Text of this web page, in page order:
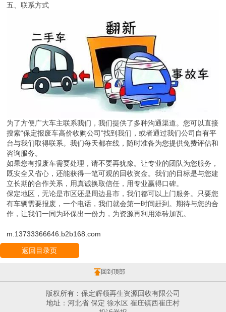
五、联系方式
为了方便广大车主联系我们，我们提供了多种沟通渠道。您可以直接
搜索“保定报废车高价收购公司”找到我们，或者通过我们公司自有平
台与我们取得联系。我们每天都在线，随时准备为您提供免费评估和
咨询服务。
如果您有报废车需要处理，请不要再犹豫。让专业的团队为您服务，
既安全又省心，还能获得一笔可观的回收资金。我们的目标是与您建
立长期的合作关系，用真诚换取信任，用专业赢得口碑。
保定地区，无论是市区还是周边县市，我们都可以上门服务。只要您
有车辆需要报废，一个电话，我们就会第一时间赶到。期待与您的合
作，让我们一同为环保出一份力，为资源再利用添砖加瓦。
m.13733366646.b2b168.com
返回目录页
回到顶部
版权所有：保定辉领再生资源回收有限公司
地址：河北省 保定 徐水区 崔庄镇西崔庄村